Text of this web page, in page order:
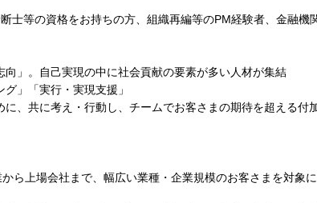
士等の資格をお持ちの方、組織再編等のPM経験者、金融機
」。自己実現の中に社会貢献の要素が多い人材が集結
」「実行・実現支援」
に、共に考え・行動し、チームでお客さまの期待を超える
ら上場会社まで、幅広い業種・企業規模のお客さまを対象